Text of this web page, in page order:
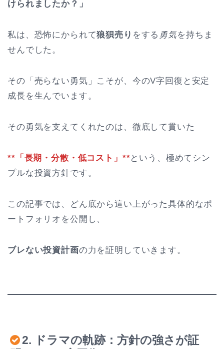
けられましたか？」
私は、恐怖にかられて狼狽売り をする 勇気を持ちま
せんでした。
その「売らない勇気」こそが、今のV字回復と安定
成長を生んでいます。
その勇気を支えてくれたのは、徹底して貫いた
**「長期・分散・低コスト」**という、極めてシン
プルな投資方針です。
この記事では、どん底から這い上がった具体的なポ
ートフォリオを公開し、
ブレない投資計画の力を証明していきます。
2. ドラマの軌跡：方針の強さが証